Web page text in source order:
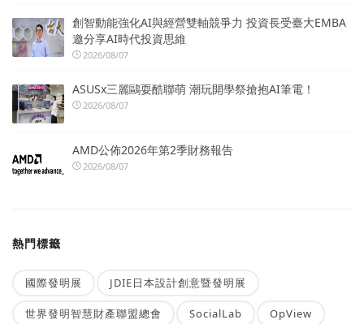
創智動能強化AI與經營雙軸競爭力 投資長受臺大EMBA
邀分享AI時代投資思維
2026/08/07
ASUSx三麗鷗耍酷聯萌 潮玩開學祭搶抱AI筆電！
2026/08/07
AMD公佈2026年第2季財務報告
2026/08/07
熱門標籤
國際發明展 JDIE日本設計創意暨發明展
世界發明智慧財產聯盟總會 SocialLab OpView